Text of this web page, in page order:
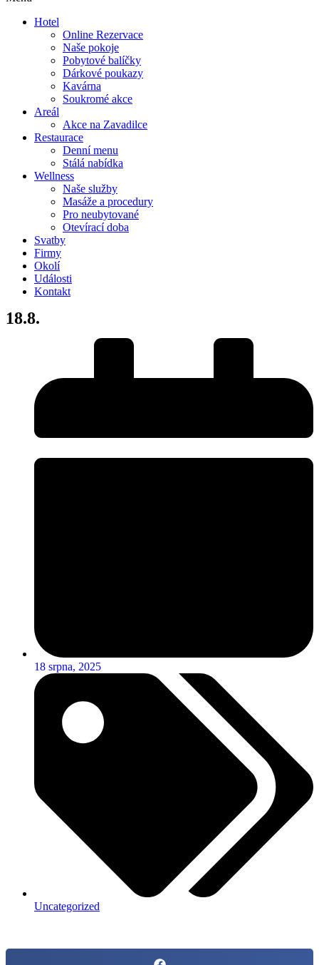
Hotel
Online Rezervace
Naše pokoje
Pobytové balíčky
Dárkové poukazy
Kavárna
Soukromé akce
Areál
Akce na Zavadilce
Restaurace
Denní menu
Stálá nabídka
Wellness
Naše služby
Masáže a procedury
Pro neubytované
Otevírací doba
Svatby
Firmy
Okolí
Události
Kontakt
18.8.
18 srpna, 2025
Uncategorized